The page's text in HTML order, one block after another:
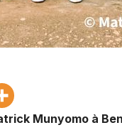
Munyomo à